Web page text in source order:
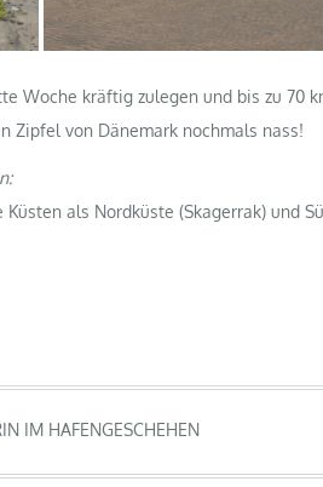
Woche kräftig zulegen und bis zu 70
Zipfel von Dänemark nochmals nass!
Küsten als Nordküste (Skagerrak) und
IM HAFENGESCHEHEN